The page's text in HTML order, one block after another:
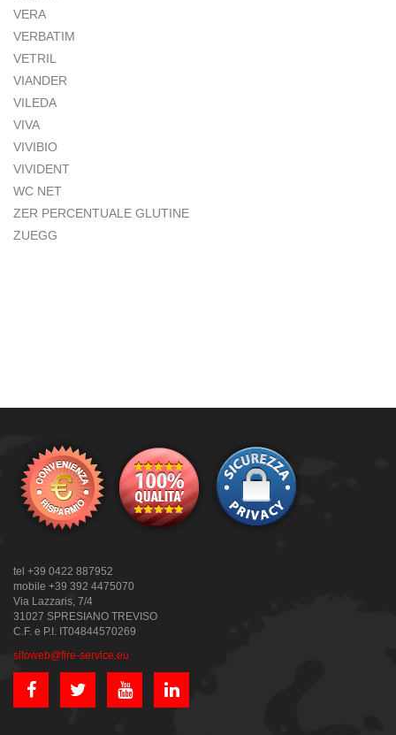
VERA
VERBATIM
VETRIL
VIANDER
VILEDA
VIVA
VIVIBIO
VIVIDENT
WC NET
ZER PERCENTUALE GLUTINE
ZUEGG
tel +39 0422 887952
mobile +39 392 4475070
Via Lazzaris, 7/4
31027 SPRESIANO TREVISO
C.F. e P.I. IT04844570269
sitoweb@fire-service.eu